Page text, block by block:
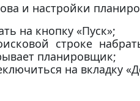
и настройки
на кнопку «Пуск»;
строке
планировщик;
на вкладку